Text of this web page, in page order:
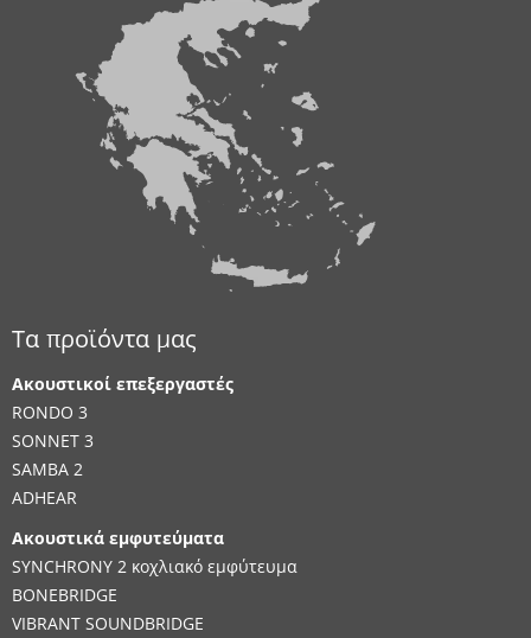
Τα προϊόντα μας
Ακουστικοί επεξεργαστές
RONDO 3
SONNET 3
SAMBA 2
ADHEAR
Ακουστικά εμφυτεύματα
SYNCHRONY 2 κοχλιακό εμφύτευμα
BONEBRIDGE
VIBRANT SOUNDBRIDGE